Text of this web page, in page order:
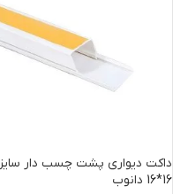
داکت دیواری پشت چسب دار سایز
16*16 دانوب